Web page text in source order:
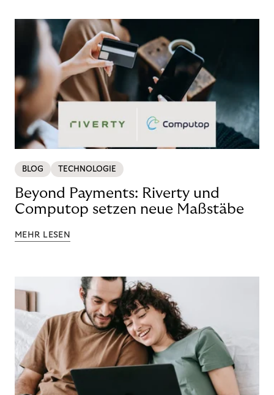
BLOG TECHNOLOGIE
Beyond Payments: Riverty und
Computop setzen neue Maßstäbe
MEHR LESEN